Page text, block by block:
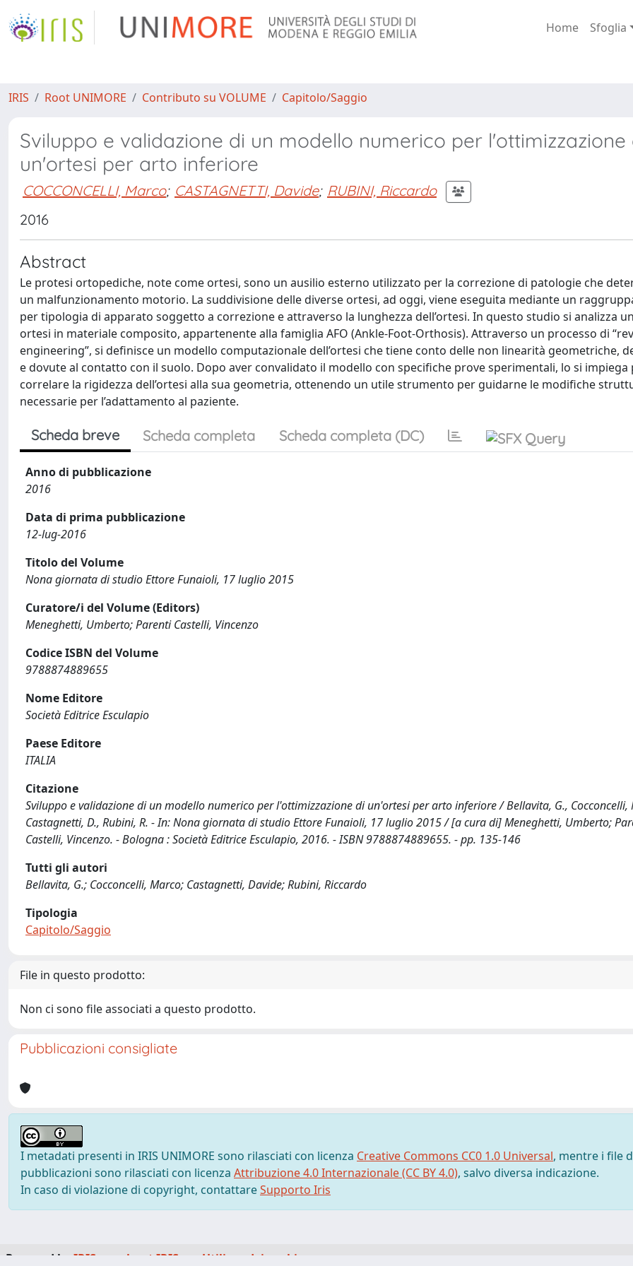
Home Sfoglia
IRIS Root UNIMORE Contributo su VOLUME Capitolo/Saggio
Sviluppo e validazione di un modello numerico per l'ottimizzazione
un'ortesi per arto inferiore
COCCONCELLI, Marco; CASTAGNETTI, Davide; RUBINI, Riccardo
2016
Abstract
Le protesi ortopediche, note come ortesi, sono un ausilio esterno utilizzato per la correzione di patologie che
un malfunzionamento motorio. La suddivisione delle diverse ortesi, ad oggi, viene eseguita mediante un
per tipologia di apparato soggetto a correzione e attraverso la lunghezza dell’ortesi. In questo studio si analizza
ortesi in materiale composito, appartenente alla famiglia AFO (Ankle-Foot-Orthosis). Attraverso un processo di
engineering”, si definisce un modello computazionale dell’ortesi che tiene conto delle non linearità geometriche,
e dovute al contatto con il suolo. Dopo aver convalidato il modello con specifiche prove sperimentali, lo si impiega
correlare la rigidezza dell’ortesi alla sua geometria, ottenendo un utile strumento per guidarne le modifiche
necessarie per l’adattamento al paziente.
Scheda breve Scheda completa Scheda completa (DC)
Anno di pubblicazione
2016
Data di prima pubblicazione
12-lug-2016
Titolo del Volume
Nona giornata di studio Ettore Funaioli, 17 luglio 2015
Curatore/i del Volume (Editors)
Meneghetti, Umberto; Parenti Castelli, Vincenzo
Codice ISBN del Volume
9788874889655
Nome Editore
Società Editrice Esculapio
Paese Editore
ITALIA
Citazione
Sviluppo e validazione di un modello numerico per l'ottimizzazione di un'ortesi per arto inferiore / Bellavita, G., Cocconcelli,
Castagnetti, D., Rubini, R. - In: Nona giornata di studio Ettore Funaioli, 17 luglio 2015 / [a cura di] Meneghetti, Umberto;
Castelli, Vincenzo. - Bologna : Società Editrice Esculapio, 2016. - ISBN 9788874889655. - pp. 135-146
Tutti gli autori
Bellavita, G.; Cocconcelli, Marco; Castagnetti, Davide; Rubini, Riccardo
Tipologia
Capitolo/Saggio
File in questo prodotto:
Non ci sono file associati a questo prodotto.
Pubblicazioni consigliate
I metadati presenti in IRIS UNIMORE sono rilasciati con licenza Creative Commons CC0 1.0 Universal, mentre i file
pubblicazioni sono rilasciati con licenza Attribuzione 4.0 Internazionale (CC BY 4.0), salvo diversa indicazione.
In caso di violazione di copyright, contattareSupporto Iris
Powered by IRIS about IRIS Utilizzo dei cookie